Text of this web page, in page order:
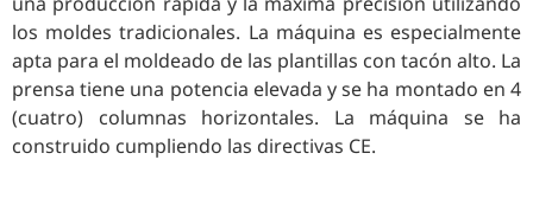
los moldes tradicionales. La máquina es especialmente
apta para el moldeado de las plantillas con tacón alto. La
prensa tiene una potencia elevada y se ha montado en 4
(cuatro) columnas horizontales. La máquina se ha
construido cumpliendo las directivas CE.